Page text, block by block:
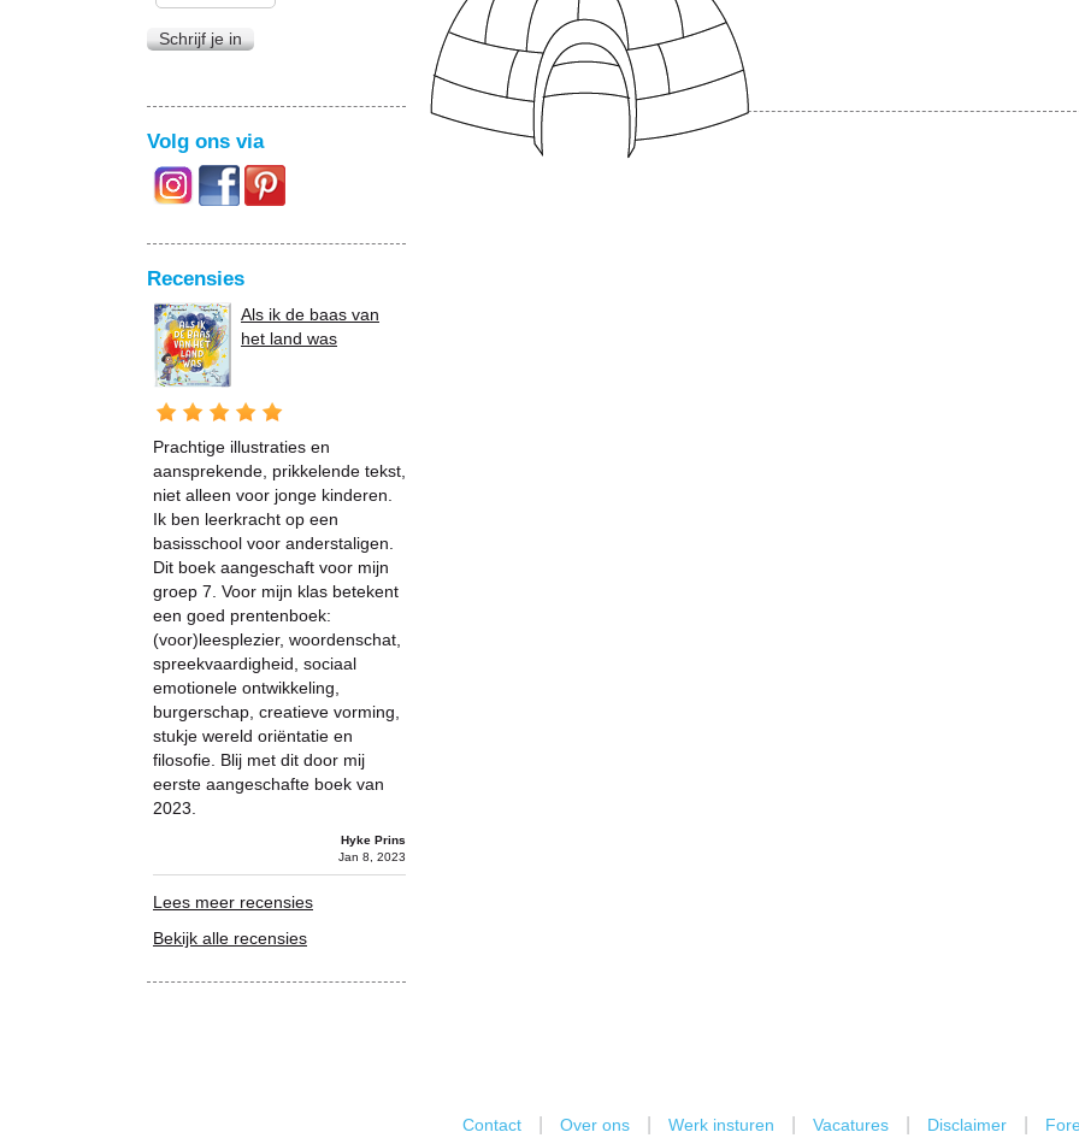
Schrijf je in
Volg ons via
Recensies
Als ik de baas van
het land was
Prachtige illustraties en
aansprekende, prikkelende tekst,
niet alleen voor jonge kinderen.
Ik ben leerkracht op een
basisschool voor anderstaligen.
Dit boek aangeschaft voor mijn
groep 7. Voor mijn klas betekent
een goed prentenboek:
(voor)leesplezier, woordenschat,
spreekvaardigheid, sociaal
emotionele ontwikkeling,
burgerschap, creatieve vorming,
stukje wereld oriëntatie en
filosofie. Blij met dit door mij
eerste aangeschafte boek van
2023.
Hyke Prins
Jan 8, 2023
Lees meer recensies
Bekijk alle recensies
Contact Over ons Werk insturen Vacatures Disclaimer